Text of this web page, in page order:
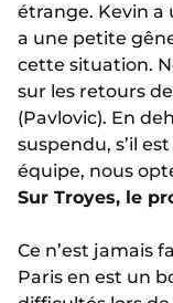
étrange. Kevin a
a une petite
cette situation.
sur les retours
(Pavlovic). En
suspendu, s’il
équipe, nous
Sur Troyes, le
Ce n’est jamais
Paris en est un